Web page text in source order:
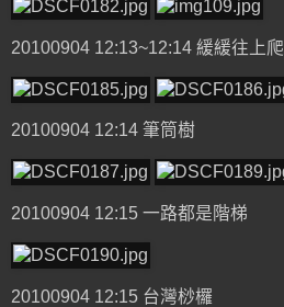
20100904 12:13~12:14 緩緩往上爬
20100904 12:14 筆筒樹
20100904 12:15 一路都是階梯
20100904 12:15 台灣桫欏